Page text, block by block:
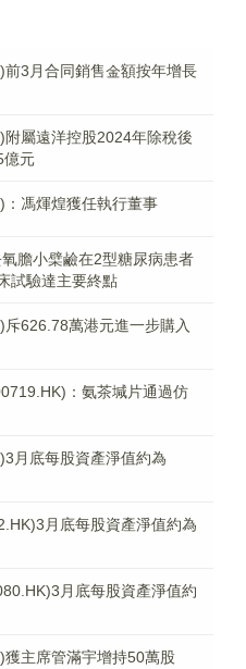
3月合同銷售金額按年增長
屬遠洋控股2024年除稅後
億元
馮煇煌獲任執行董事
膽小檗鹼在2型糖尿病患者
試驗達主要終點
626.78萬港元進一步購入
：氨茶堿片通過仿
月底每股資產淨值約為
月底每股資產淨值約為
月底每股資產淨值約
主席管滿宇增持50萬股